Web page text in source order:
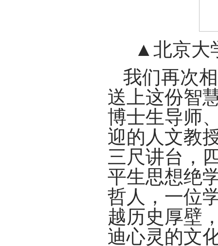
▲北京大
我们再次
送上这份智
博士生导师
迎的人文教
三尺讲台，
平生思想绝
哲人，一位
越历史厚壁
迪心灵的文